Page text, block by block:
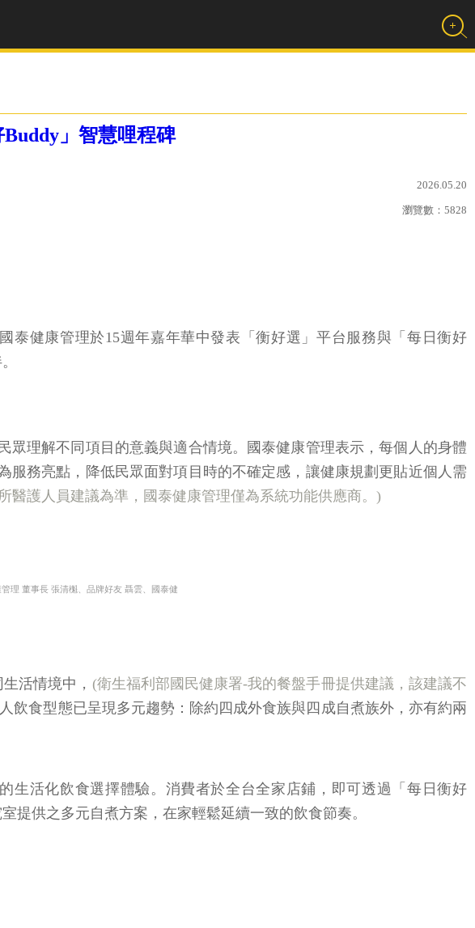
」智慧哩程碑
2026.05.20
瀏覽數： 5828
健康管理於15週年嘉年華中發表「衡好選」平台服務與「每日衡好
眾理解不同項目的意義與適合情境。國泰健康管理表示，每個人的身體
務亮點，降低民眾面對項目時的不確定感，讓健康規劃更貼近個人需
醫護人員建議為準，國泰健康管理僅為系統功能供應商。)
理 董事長 張清櫆、品牌好友 聶雲、國泰健
活情境中， (衛生福利部國民健康署-我的餐盤手冊提供建議，該建議不
飲食型態已呈現多元趨勢：除約四成外食族與四成自煮族外，亦有約兩
生活化飲食選擇體驗。消費者於全台全家店鋪，即可透過「每日衡好
提供之多元自煮方案，在家輕鬆延續一致的飲食節奏。